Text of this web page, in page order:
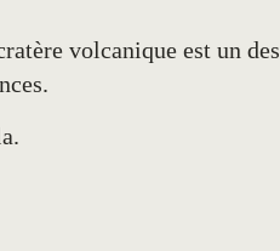
volcanique est un des